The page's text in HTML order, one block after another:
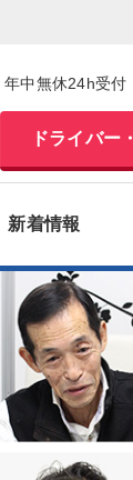
年中無休24h受付
ドライバー
新着情報